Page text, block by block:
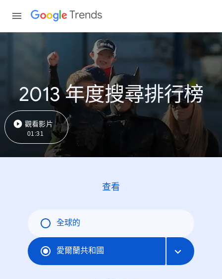
Trends
2013 年度搜尋排行榜
觀看影片
01:31
查看
全球的
愛爾蘭共和國